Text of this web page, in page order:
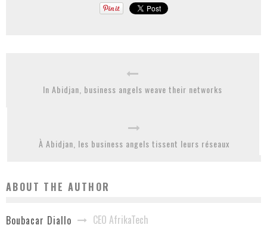
In Abidjan, business angels weave their networks
À Abidjan, les business angels tissent leurs réseaux
ABOUT THE AUTHOR
Boubacar Diallo CEO AfrikaTech